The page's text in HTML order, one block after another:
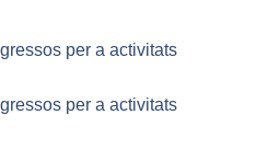
per a activitats
per a activitats